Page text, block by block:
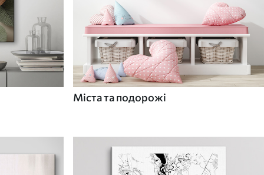
Міста та подорожі